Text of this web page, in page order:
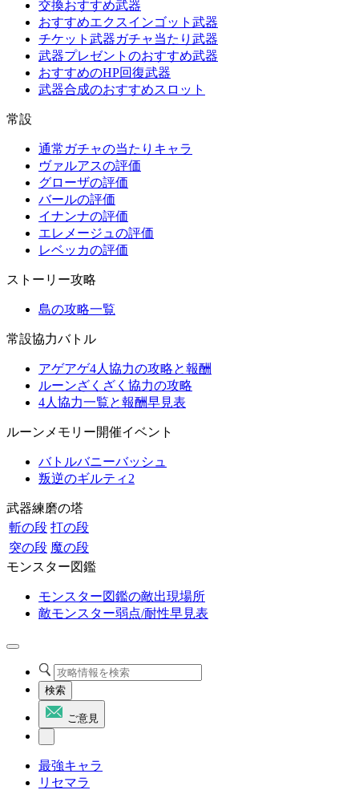
交換おすすめ武器
おすすめエクスインゴット武器
チケット武器ガチャ当たり武器
武器プレゼントのおすすめ武器
おすすめのHP回復武器
武器合成のおすすめスロット
常設
通常ガチャの当たりキャラ
ヴァルアスの評価
グローザの評価
バールの評価
イナンナの評価
エレメージュの評価
レベッカの評価
ストーリー攻略
島の攻略一覧
常設協力バトル
アゲアゲ4人協力の攻略と報酬
ルーンざくざく協力の攻略
4人協力一覧と報酬早見表
ルーンメモリー開催イベント
バトルバニーバッシュ
叛逆のギルティ2
武器練磨の塔
斬の段 打の段
突の段 魔の段
モンスター図鑑
モンスター図鑑の敵出現場所
敵モンスター弱点/耐性早見表
検索
ご意見
最強キャラ
リセマラ